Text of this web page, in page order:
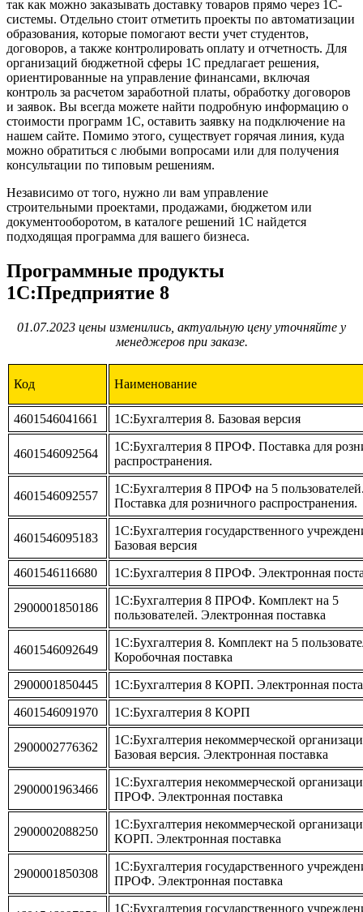
так как можно заказывать доставку товаров прямо через 1С-
системы. Отдельно стоит отметить проекты по автоматизации
образования, которые помогают вести учет студентов,
договоров, а также контролировать оплату и отчетность. Для
организаций бюджетной сферы 1С предлагает решения,
ориентированные на управление финансами, включая
контроль за расчетом заработной платы, обработку договоров
и заявок. Вы всегда можете найти подробную информацию о
стоимости программ 1С, оставить заявку на подключение на
нашем сайте. Помимо этого, существует горячая линия, куда
можно обратиться с любыми вопросами или для получения
консультации по типовым решениям.
Независимо от того, нужно ли вам управление
строительными проектами, продажами, бюджетом или
документооборотом, в каталоге решений 1С найдется
подходящая программа для вашего бизнеса.
Программные продукты
1С:Предприятие 8
01.07.2023 цены изменились, актуальную цену уточняйте у
менеджеров при заказе.
Код Наименование
4601546041661 1С:Бухгалтерия 8. Базовая версия
4601546092564
1С:Бухгалтерия 8 ПРОФ. Поставка для
распространения.
4601546092557
1С:Бухгалтерия 8 ПРОФ на 5
Поставка для розничного распространения.
4601546095183
1С:Бухгалтерия государственного
Базовая версия
4601546116680
1С:Бухгалтерия 8 ПРОФ. Электронная
2900001850186
1С:Бухгалтерия 8 ПРОФ. Комплект на 5
пользователей. Электронная поставка
4601546092649
1С:Бухгалтерия 8. Комплект на 5
Коробочная поставка
2900001850445
1С:Бухгалтерия 8 КОРП. Электронная
4601546091970
1С:Бухгалтерия 8 КОРП
2900002776362
1С:Бухгалтерия некоммерческой
Базовая версия. Электронная поставка
2900001963466
1С:Бухгалтерия некоммерческой
ПРОФ. Электронная поставка
2900002088250
1С:Бухгалтерия некоммерческой
КОРП. Электронная поставка
2900001850308
1С:Бухгалтерия государственного
ПРОФ. Электронная поставка
1С:Бухгалтерия государственного